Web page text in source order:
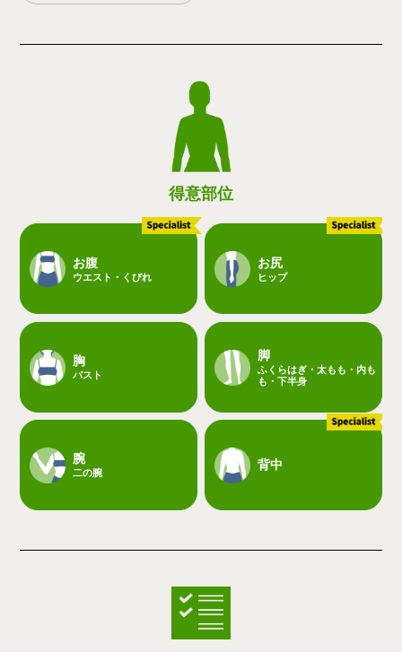
得意部位
お腹
ウエスト・くびれ
お尻
ヒップ
胸
バスト
脚
ふくらはぎ・太もも・内も
も・下半身
腕
二の腕
背中